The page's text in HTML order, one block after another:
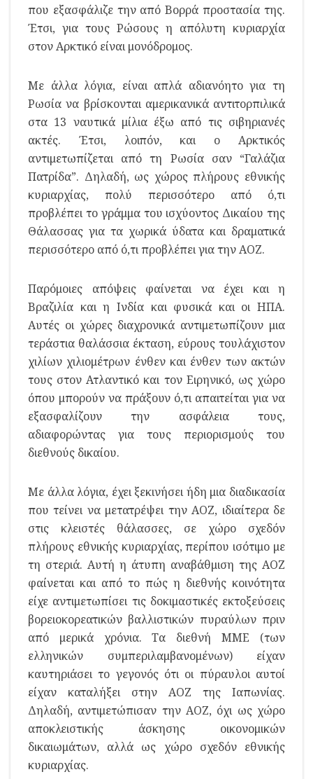
που εξασφάλιζε την από Βορρά προστασία της.
Έτσι, για τους Ρώσους η απόλυτη κυριαρχία
στον Αρκτικό είναι μονόδρομος.
Με άλλα λόγια, είναι απλά αδιανόητο για τη
Ρωσία να βρίσκονται αμερικανικά αντιτορπιλικά
στα 13 ναυτικά μίλια έξω από τις σιβηριανές
ακτές. Έτσι, λοιπόν, και ο Αρκτικός
αντιμετωπίζεται από τη Ρωσία σαν “Γαλάζια
Πατρίδα”. Δηλαδή, ως χώρος πλήρους εθνικής
κυριαρχίας, πολύ περισσότερο από ό,τι
προβλέπει το γράμμα του ισχύοντος Δικαίου της
Θάλασσας για τα χωρικά ύδατα και δραματικά
περισσότερο από ό,τι προβλέπει για την ΑΟΖ.
Παρόμοιες απόψεις φαίνεται να έχει και η
Βραζιλία και η Ινδία και φυσικά και οι ΗΠΑ.
Αυτές οι χώρες διαχρονικά αντιμετωπίζουν μια
τεράστια θαλάσσια έκταση, εύρους τουλάχιστον
χιλίων χιλιομέτρων ένθεν και ένθεν των ακτών
τους στον Ατλαντικό και τον Ειρηνικό, ως χώρο
όπου μπορούν να πράξουν ό,τι απαιτείται για να
εξασφαλίζουν την ασφάλεια τους,
αδιαφορώντας για τους περιορισμούς του
διεθνούς δικαίου.
Με άλλα λόγια, έχει ξεκινήσει ήδη μια διαδικασία
που τείνει να μετατρέψει την ΑΟΖ, ιδιαίτερα δε
στις κλειστές θάλασσες, σε χώρο σχεδόν
πλήρους εθνικής κυριαρχίας, περίπου ισότιμο με
τη στεριά. Αυτή η άτυπη αναβάθμιση της ΑΟΖ
φαίνεται και από το πώς η διεθνής κοινότητα
είχε αντιμετωπίσει τις δοκιμαστικές εκτοξεύσεις
βορειοκορεατικών βαλλιστικών πυραύλων πριν
από μερικά χρόνια. Τα διεθνή ΜΜΕ (των
ελληνικών συμπεριλαμβανομένων) είχαν
καυτηριάσει το γεγονός ότι οι πύραυλοι αυτοί
είχαν καταλήξει στην ΑΟΖ της Ιαπωνίας.
Δηλαδή, αντιμετώπισαν την ΑΟΖ, όχι ως χώρο
αποκλειστικής άσκησης οικονομικών
δικαιωμάτων, αλλά ως χώρο σχεδόν εθνικής
κυριαρχίας.